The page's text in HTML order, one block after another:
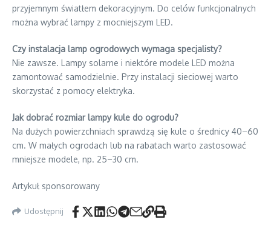
przyjemnym światłem dekoracyjnym. Do celów funkcjonalnych
można wybrać lampy z mocniejszym LED.
Czy instalacja lamp ogrodowych wymaga specjalisty?
Nie zawsze. Lampy solarne i niektóre modele LED można
zamontować samodzielnie. Przy instalacji sieciowej warto
skorzystać z pomocy elektryka.
Jak dobrać rozmiar lampy kule do ogrodu?
Na dużych powierzchniach sprawdzą się kule o średnicy 40–60
cm. W małych ogrodach lub na rabatach warto zastosować
mniejsze modele, np. 25–30 cm.
Artykuł sponsorowany
Udostępnij